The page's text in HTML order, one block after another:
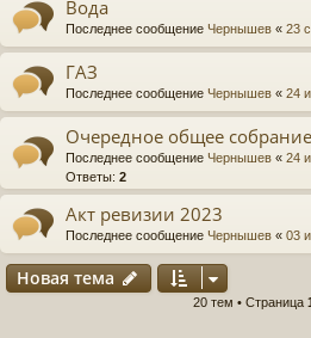
Вода
Последнее сообщение Чернышев « 23
ГАЗ
Последнее сообщение Чернышев « 24
Очередное общее
Последнее сообщение Чернышев « 24
Ответы: 2
Акт ревизии 2023
Последнее сообщение Чернышев « 03
Новая тема
20 тем • Страница